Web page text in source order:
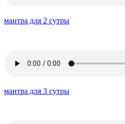
мантра для 2 сутры
мантра для 3 сутры